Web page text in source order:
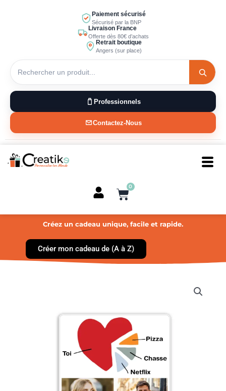
Paiement sécurisé
Sécurisé par la BNP
Livraison France
Offerte dès 80€ d’achats
Retrait boutique
Angers (sur place)
Professionnels
Contactez-Nous
0
Panier
Créez un cadeau unique, facile et rapide.
Créer mon cadeau de (A à Z)
réfrigérateur
musical
personnalisé
Toi